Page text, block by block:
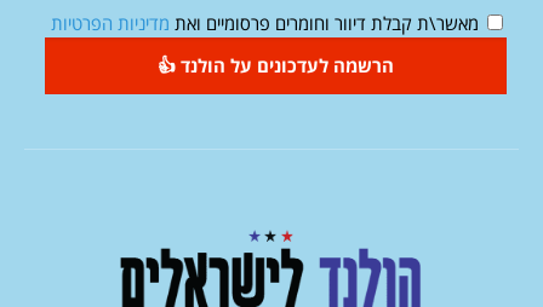
מאשר\ת קבלת דיוור וחומרים פרסומיים ואת מדיניות הפרטיות
הרשמה לעדכונים על הולנד 👍